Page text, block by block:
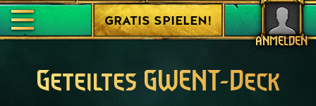
ANMELDEN
GRATIS SPIELEN!
Geteiltes GWENT-Deck